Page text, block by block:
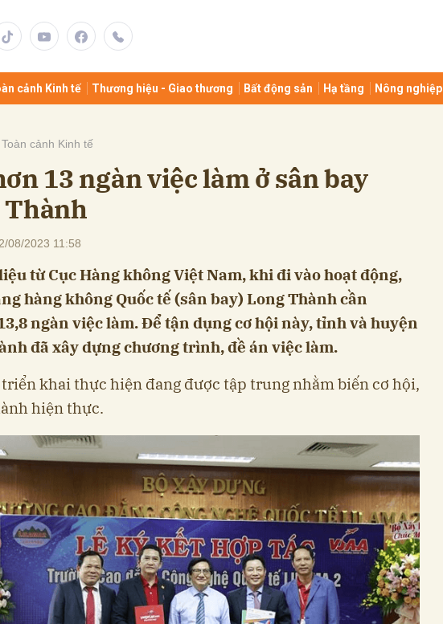
cảnh Kinh tế Thương hiệu - Giao thương Bất động sản Hạ tầng Nông nghiệp
Toàn cảnh Kinh tế
13 ngàn việc làm ở sân bay
Thành
08/2023 11:58
từ Cục Hàng không Việt Nam, khi đi vào hoạt động,
hàng không Quốc tế (sân bay) Long Thành cần
ngàn việc làm. Để tận dụng cơ hội này, tỉnh và huyện
đã xây dựng chương trình, đề án việc làm.
triển khai thực hiện đang được tập trung nhằm biến cơ hội,
hiện thực.
Gửi bình luận